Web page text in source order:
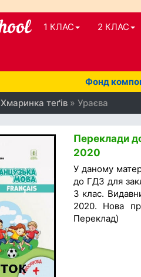
1 КЛАС 2 КЛАС
Фонд
Хмаринка теґів » Ураєва
Переклади
2020
У даному
до ГДЗ для
3 клас.
2020. Нова
Переклад)